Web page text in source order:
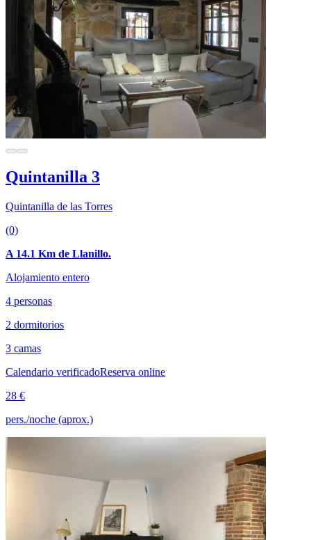
Quintanilla 3
Quintanilla de las Torres
(0)
A 14.1 Km de Llanillo.
Alojamiento entero
4 personas
2 dormitorios
3 camas
Calendario verificadoReserva online
28 €
pers./noche (aprox.)